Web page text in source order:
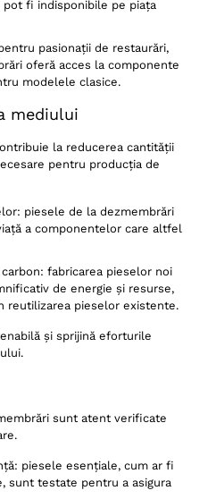
pot fi indisponibile pe piața
pasionații de restaurări,
oferă acces la componente
modelele clasice.
mediului
la reducerea cantității
pentru producția de
piesele de la dezmembrări
a componentelor care altfel
fabricarea pieselor noi
de energie și resurse,
reutilizarea pieselor existente.
și sprijină eforturile
sunt atent verificate
piesele esențiale, cum ar fi
sunt testate pentru a asigura